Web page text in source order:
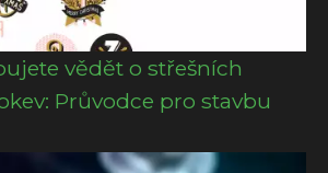
vědět o střešních
Průvodce pro stavbu